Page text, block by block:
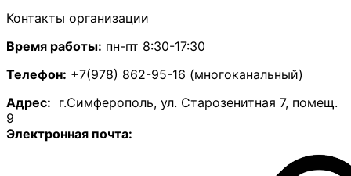
Контакты организации
Время работы: пн-пт 8:30-17:30
Телефон: +7(978) 862-95-16 (многоканальный)
Адрес: г.Симферополь, ул. Старозенитная 7, помещ.
9
Электронная почта: